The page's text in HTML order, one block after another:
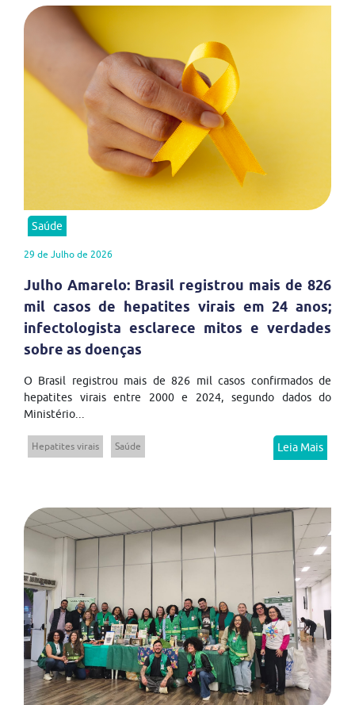
Saúde
29 de Julho de 2026
Julho Amarelo: Brasil registrou mais de 826
mil casos de hepatites virais em 24 anos;
infectologista esclarece mitos e verdades
sobre as doenças
O Brasil registrou mais de 826 mil casos confirmados de
hepatites virais entre 2000 e 2024, segundo dados do
Ministério...
Hepatites virais Saúde Leia Mais